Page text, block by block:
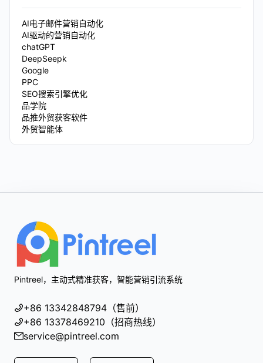
AI电子邮件营销自动化
AI驱动的营销自动化
chatGPT
DeepSeepk
Google
PPC
SEO搜索引擎优化
品学院
品推外贸获客软件
外贸智能体
Pintreel，主动式精准获客，智能营销引流系统
+86 13342848794（售前）
+86 13378469210（招商热线）
service@pintreel.com